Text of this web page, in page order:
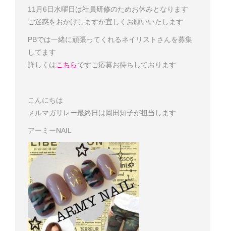
11月6日水曜日は社員研修のためお休みとなります
ご迷惑をおかけしますが宜しくお願いいたします
PBでは一緒に頑張ってくれるネイリストさんを募集
してます
詳しくはこちらです ご応募お待ちしております
こんにちは
メルマガリレー最終日は岡田知子が担当します
アーミーNAIL